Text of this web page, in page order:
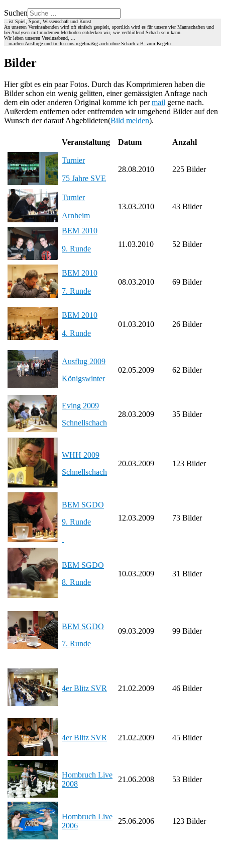
Suchen
...ist Spiel, Sport, Wissenschaft und Kunst
An unseren Vereinsabenden wird oft einfach gespielt, sportlich wird es für unsere vier Mannschaften und
bei Analysen mit modernen Methoden entdecken wir, wie verblüffend Schach sein kann.
Wir leben unseren Vereinsabend, ...
...machen Ausflüge und treffen uns regelmäßig auch ohne Schach z.B. zum Kegeln
Bilder
Hier gibt es ein paar Fotos. Durch das Komprimieren haben die
Bilder schon ein wenig gelitten, einer gemässigten Anfrage nach
dem ein oder anderen Original komme ich permail gerne nach.
Außerdem entfernen oder entfremden wir umgehend Bilder auf den
Wunsch der darauf Abgebildeten(Bild melden).
Veranstaltung Datum Anzahl
Turnier
75 Jahre SVE
28.08.2010 225 Bilder
Turnier
Arnheim
13.03.2010 43 Bilder
BEM 2010
9. Runde
11.03.2010 52 Bilder
BEM 2010
7. Runde
08.03.2010 69 Bilder
BEM 2010
4. Runde
01.03.2010 26 Bilder
Ausflug 2009
Königswinter
02.05.2009 62 Bilder
Eving 2009
Schnellschach
28.03.2009 35 Bilder
WHH 2009
Schnellschach
20.03.2009 123 Bilder
BEM SGDO
9. Runde
12.03.2009 73 Bilder
BEM SGDO
8. Runde
10.03.2009 31 Bilder
BEM SGDO
7. Runde
09.03.2009 99 Bilder
4er Blitz SVR 21.02.2009 46 Bilder
4er Blitz SVR 21.02.2009 45 Bilder
Hombruch Live
2008
21.06.2008 53 Bilder
Hombruch Live
2006
25.06.2006 123 Bilder